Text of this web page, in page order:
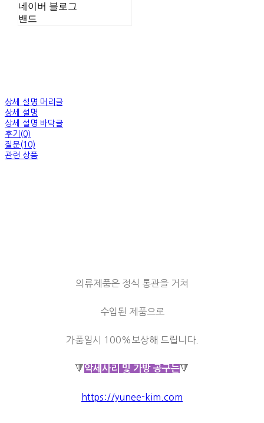
네이버 블로그
밴드
상세 설명 머리글
상세 설명
상세 설명 바닥글
후기(0)
질문(10)
관련 상품
의류제품은 정식 통관을 거쳐
수입된 제품으로
가품일시 100%보상해 드립니다.
🔻 악세사리 및 가방 공구는🔻
https://yunee-kim.com